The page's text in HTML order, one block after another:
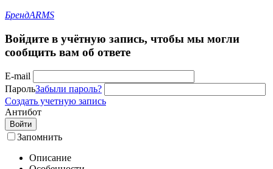
БрендARMS
Войдите в учётную запись, чтобы мы могли
сообщить вам об ответе
E-mail
ПарольЗабыли пароль?
Создать учетную запись
Антибот
Войти
Запомнить
Описание